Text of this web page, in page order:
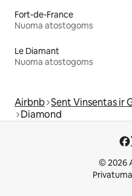
Fort-de-France
Nuoma atostogoms
Le Diamant
Nuoma atostogoms
Airbnb Sent Vinsentas ir
Diamond
© 2026